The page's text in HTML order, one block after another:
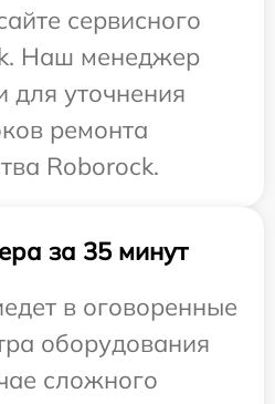
сервисного
Наш менеджер
для уточнения
ремонта
Roborock.
за 35 минут
в оговоренные
оборудования
сложного